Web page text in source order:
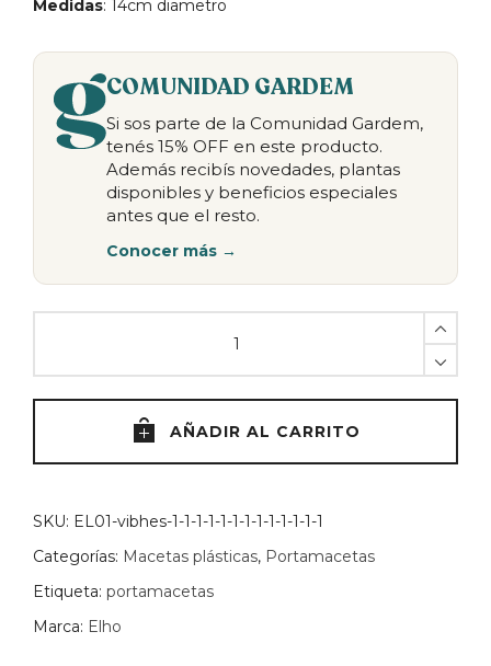
Medidas: 14cm diametro
COMUNIDAD GARDEM
Si sos parte de la Comunidad Gardem,
tenés 15% OFF en este producto.
Además recibís novedades, plantas
disponibles y beneficios especiales
antes que el resto.
Conocer más →
14cm
Elho
AÑADIR AL CARRITO
SKU: EL01-vibhes-1-1-1-1-1-1-1-1-1-1-1-1-1
Categorías: Macetas plásticas, Portamacetas
Etiqueta: portamacetas
Marca: Elho